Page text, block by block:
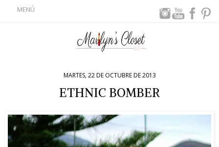
MENÚ
MARTES, 22 DE OCTUBRE DE 2013
ETHNIC BOMBER